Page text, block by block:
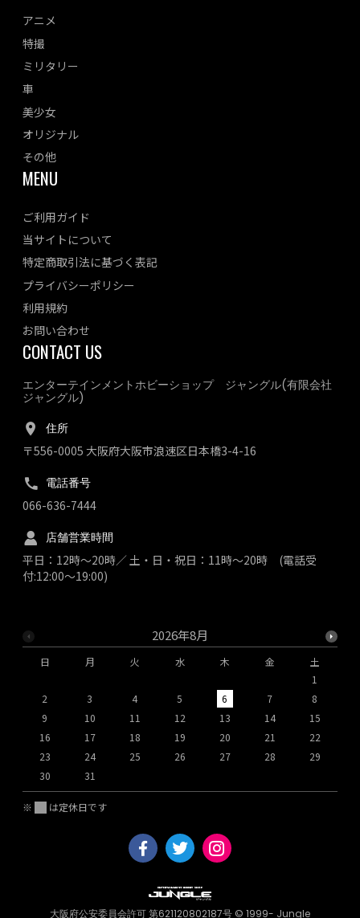
2026年8月
日 月 火 水 木 金
土
1
2
3 4 5 6 7
8
9
10 11 12 13 14
15
16
17 18 19 20 21
22
23
24 25 26 27 28
29
30
31
※ は定休日です
アニメ
特撮
ミリタリー
車
美少女
オリジナル
その他
MENU
ご利用ガイド
当サイトについて
特定商取引法に基づく表記
プライバシーポリシー
利用規約
お問い合わせ
CONTACT US
エンターテインメントホビーショップ ジャングル(有限会社
ジャングル)
住所
〒556-0005 大阪府大阪市浪速区日本橋3-4-16
電話番号
066-636-7444
店舗営業時間
平日：12時～20時／ 土・日・祝日：11時～20時 (電話受
付:12:00～19:00)
大阪府公安委員会許可 第621120802187号 © 1999- Jungle